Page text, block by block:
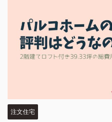
注文住宅